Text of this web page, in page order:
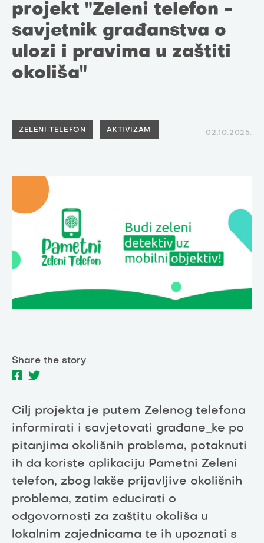
projekt "Zeleni telefon -
savjetnik građanstva o
ulozi i pravima u zaštiti
okoliša"
ZELENI TELEFON AKTIVIZAM 02.10.2025.
Share the story
Cilj projekta je putem Zelenog telefona
informirati i savjetovati građane_ke po
pitanjima okolišnih problema, potaknuti
ih da koriste aplikaciju Pametni Zeleni
telefon, zbog lakše prijavljive okolišnih
problema, zatim educirati o
odgovornosti za zaštitu okoliša u
lokalnim zajednicama te ih upoznati s